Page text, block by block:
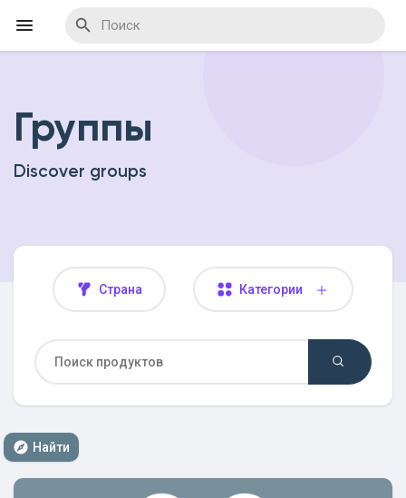
Мои события
Найти Группы
Группы
Discover groups
Страна Категории
Найти